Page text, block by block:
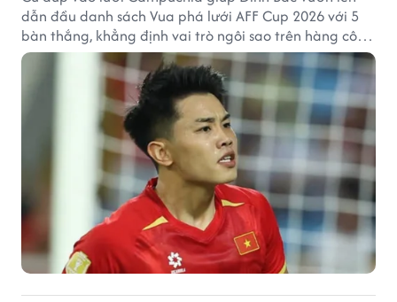
dẫn đầu danh sách Vua phá lưới AFF Cup 2026 với 5
bàn thắng, khẳng định vai trò ngôi sao trên hàng công
tuyển Việt Nam.